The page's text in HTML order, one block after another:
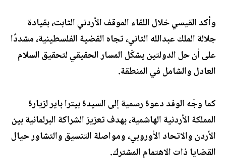
وأكد القيسي خلال اللقاء الموقف الأردني الثابت، بقيادة
جلالة الملك عبدالله الثاني، تجاه القضية الفلسطينية، مشددًا
على أن حل الدولتين يشكّل المسار الحقيقي لتحقيق السلام
العادل والشامل في المنطقة.
كما وجّه الوفد دعوة رسمية إلى السيدة بيترا باير لزيارة
المملكة الأردنية الهاشمية، بهدف تعزيز الشراكة البرلمانية بين
الأردن والاتحاد الأوروبي، ومواصلة التنسيق والتشاور حيال
القضايا ذات الاهتمام المشترك.